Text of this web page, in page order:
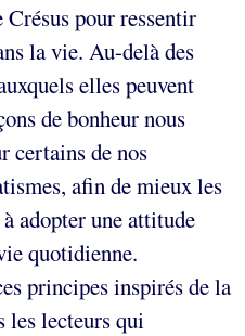
pour ressentir
la vie. Au-delà des
elles peuvent
de bonheur nous
certains de nos
afin de mieux les
adopter une attitude
quotidienne.
principes inspirés de la
les lecteurs qui